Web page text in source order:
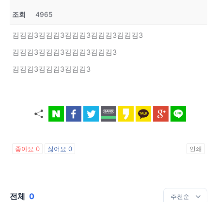
조회 4965
김김김3김김김3김김김3김김김3김김김3
김김김3김김김3김김김3김김김3
김김김3김김김3김김김3
좋아요 0 싫어요 0 인쇄
전체 0